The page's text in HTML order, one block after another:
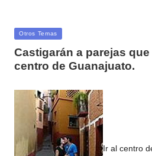
Publicada
Otros Temas
Castigarán a parejas que
centro de Guanajuato.
Ir al centro